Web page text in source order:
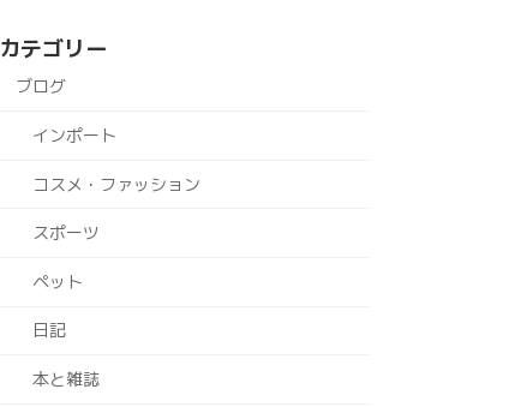
カテゴリー
ブログ
インポート
コスメ・ファッション
スポーツ
ペット
日記
本と雑誌